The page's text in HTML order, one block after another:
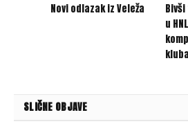
Novi odlazak iz Veleža
u
kluba
SLIČNE OBJAVE